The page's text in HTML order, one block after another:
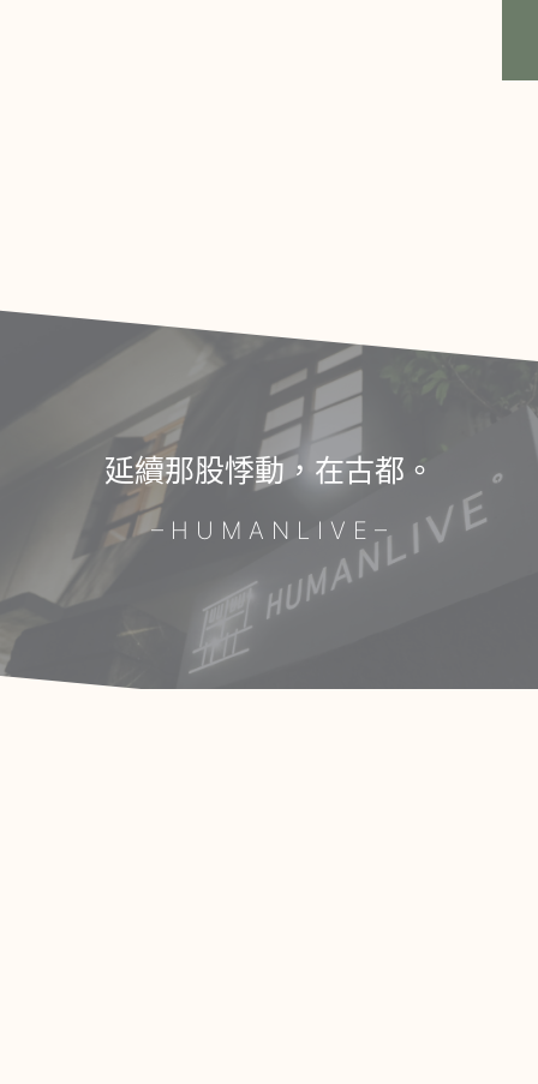
延續那股悸動，在古都。
– H U M A N L I V E –